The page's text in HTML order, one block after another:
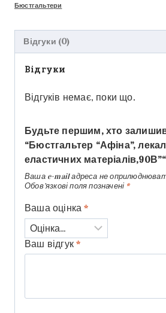
Бюстгальтери
Відгуки (0)
Відгуки
Відгуків немає, поки що.
Будьте першим, хто залишив
“Бюстгальтер “Афіна”,
еластичних матеріалів,90В”“
Ваша e-mail адреса не
Обов’язкові поля позначені *
Ваша оцінка*
Ваш відгук*